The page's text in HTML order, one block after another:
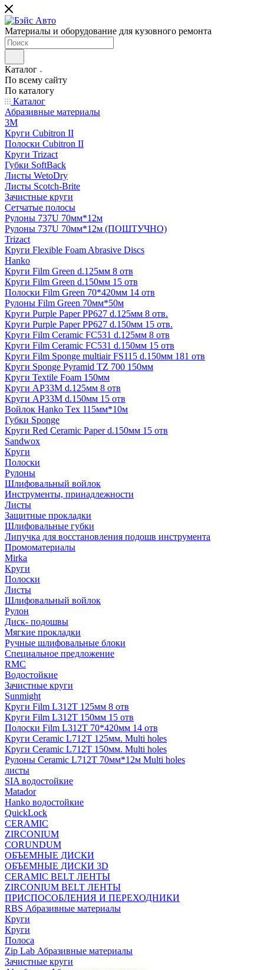
Материалы и оборудование для кузовного ремонта
Каталог
По всему сайту
По каталогу
Каталог
Абразивные материалы
3M
Круги Cubitron II
Полоски Cubitron II
Круги Trizact
Губки SoftBack
Листы WetoDry
Листы Scotch-Brite
Зачистные круги
Сетчатые полосы
Рулоны 737U 70мм*12м
Рулоны 737U 70мм*12м (ПОШТУЧНО)
Trizact
Круги Flexible Foam Abrasive Discs
Hanko
Круги Film Green d.125мм 8 отв
Круги Film Green d.150мм 15 отв
Полоски Film Green 70*420мм 14 отв
Рулоны Film Green 70мм*50м
Круги Purple Paper PP627 d.125мм 8 отв.
Круги Purple Paper PP627 d.150мм 15 отв.
Круги Film Ceramic FC531 d.125мм 8 отв
Круги Film Ceramic FC531 d.150мм 15 отв
Круги Film Sponge multiair FS115 d.150мм 181 отв
Круги Sponge Pyramid TZ 700 150мм
Круги Textile Foam 150мм
Круги AP33M d.125мм 8 отв
Круги AP33M d.150мм 15 отв
Войлок Hanko Tех 115мм*10м
Губки Sponge
Круги Red Ceramic Paper d.150мм 15 отв
Sandwox
Круги
Полоски
Рулоны
Шлифовальный войлок
Инструменты, принадлежности
Листы
Защитные прокладки
Шлифовальные губки
Липучка для восстановления подошв инструмента
Промоматериалы
Mirka
Круги
Полоски
Листы
Шлифовальный войлок
Рулон
Диск- подошвы
Мягкие прокладки
Ручные шлифовальные блоки
Специальное предложение
RMC
Водостойкие
Зачистные круги
Sunmight
Круги Film L312T 125мм 8 отв
Круги Film L312T 150мм 15 отв
Полоски Film L312T 70*420мм 14 отв
Круги Ceramic L712T 125мм. Multi holes
Круги Ceramic L712T 150мм. Multi holes
Рулоны Ceramic L712T 70мм*12м Multi holes
листы
SIA водостойкие
Matador
Hanko водостойкие
QuickLock
CERAMIC
ZIRCONIUM
СORUNDUM
ОБЪЕМНЫЕ ДИСКИ
ОБЪЕМНЫЕ ДИСКИ 3D
CERAMIC BELT ЛЕНТЫ
ZIRCONIUM BELT ЛЕНТЫ
ПРИСПОСОБЛЕНИЯ И ПЕРЕХОДНИКИ
RBS Абразивные материалы
Круги
Круги
Полоса
Zip Lab Абразивные материалы
Зачистные круги